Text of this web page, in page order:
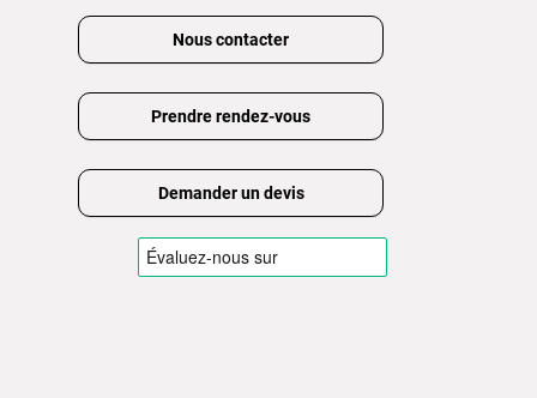
Nous contacter
Prendre rendez-vous
Demander un devis